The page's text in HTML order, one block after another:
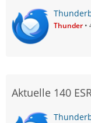
Thunder
Aktuelle 140